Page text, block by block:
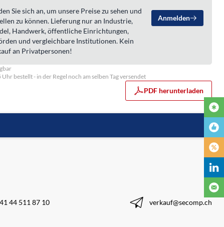
Sie sich an, um unsere Preise zu sehen und
zu können. Lieferung nur an Industrie,
Handwerk, öffentliche Einrichtungen,
und vergleichbare Institutionen. Kein
an Privatpersonen!
Anmelden
Uhr bestellt - in der Regel noch am selben Tag versendet
PDF herunterladen
44 511 87 10 verkauf@secomp.ch